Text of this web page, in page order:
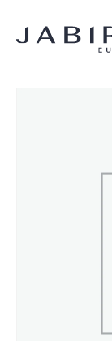
Accueil Non